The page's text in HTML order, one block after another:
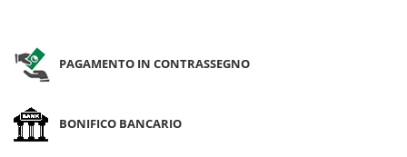
PAGAMENTO IN CONTRASSEGNO
BONIFICO BANCARIO